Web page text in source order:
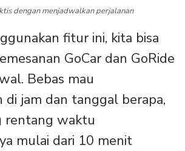
dengan menjadwalkan perjalanan
fitur ini, kita bisa
GoCar dan GoRide
Bebas mau
di jam dan tanggal berapa,
rentang waktu
mulai dari 10 menit